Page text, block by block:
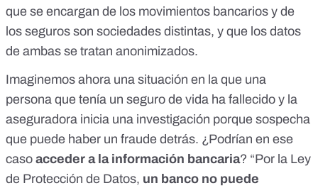
que se encargan de los movimientos bancarios y de
los seguros son sociedades distintas, y que los datos
de ambas se tratan anonimizados.
Imaginemos ahora una situación en la que una
persona que tenía un seguro de vida ha fallecido y la
aseguradora inicia una investigación porque sospecha
que puede haber un fraude detrás. ¿Podrían en ese
caso acceder a la información bancaria? “Por la Ley
de Protección de Datos, un banco no puede